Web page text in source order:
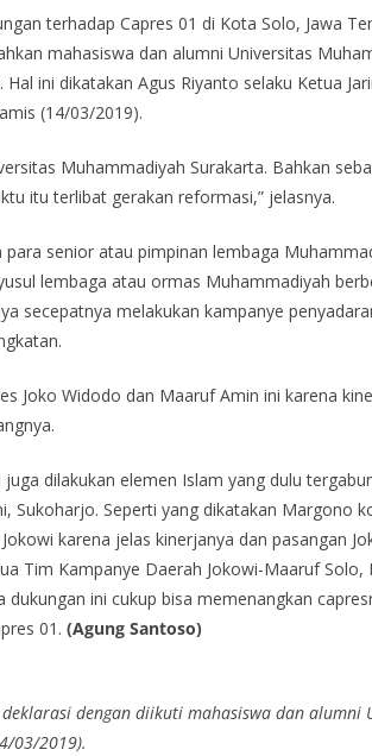
terhadap Capres 01 di Kota Solo, Jawa
mahasiswa dan alumni Universitas
Hal ini dikatakan Agus Riyanto selaku Ketua
(14/03/2019).
Muhammadiyah Surakarta. Bahkan
itu terlibat gerakan reformasi,” jelasnya.
para senior atau pimpinan lembaga
lembaga atau ormas Muhammadiyah
secepatnya melakukan kampanye
Joko Widodo dan Maaruf Amin ini karena
dilakukan elemen Islam yang dulu
Sukoharjo. Seperti yang dikatakan Margono
karena jelas kinerjanya dan pasangan
Tim Kampanye Daerah Jokowi-Maaruf Solo,
dukungan ini cukup bisa memenangkan
01. (Agung Santoso)
dengan diikuti mahasiswa dan alumni
03/2019).